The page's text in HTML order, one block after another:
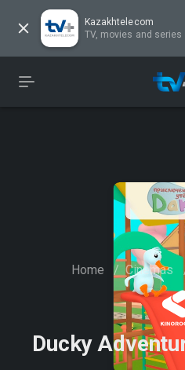
Kazakhtelecom
TV, movies and series
Home / Cinemas
Ducky